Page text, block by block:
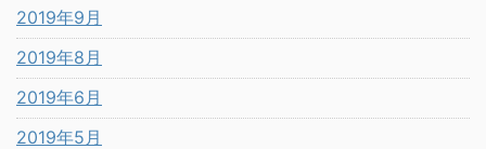
2019年9月
2019年8月
2019年6月
2019年5月